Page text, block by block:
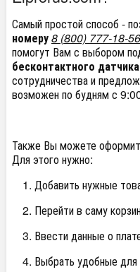
Самый простой способ -
номеру8 (800) 777-18-56
помогут Вам с выбором
бесконтактного датчика
сотрудничества и
возможен по будням с
Также Вы можете
Для этого нужно:
Добавить нужные
Перейти в саму
Ввести данные о
Выбрать удобные